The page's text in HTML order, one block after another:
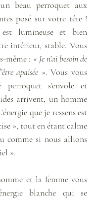
beau perroquet aux
posé sur votre tête !
lumineuse et bien
intérieur, stable. Vous
même : « Je n’ai besoin de
apaisée ». Vous vous
perroquet s’envole et
arrivent, un homme
que je ressens est
», tout en étant calme
comme si nous allions
».
et la femme vous
blanche qui se